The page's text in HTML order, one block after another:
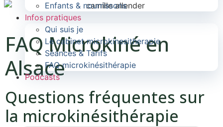
Enfants & nourrissons
Infos pratiques
Qui suis je
Le cabinet microkinesitherapie
Séances & Tarifs
FAQ microkinésithérapie
Podcasts
FAQ Microkiné en
Alsace
Questions fréquentes sur
la microkinésithérapie